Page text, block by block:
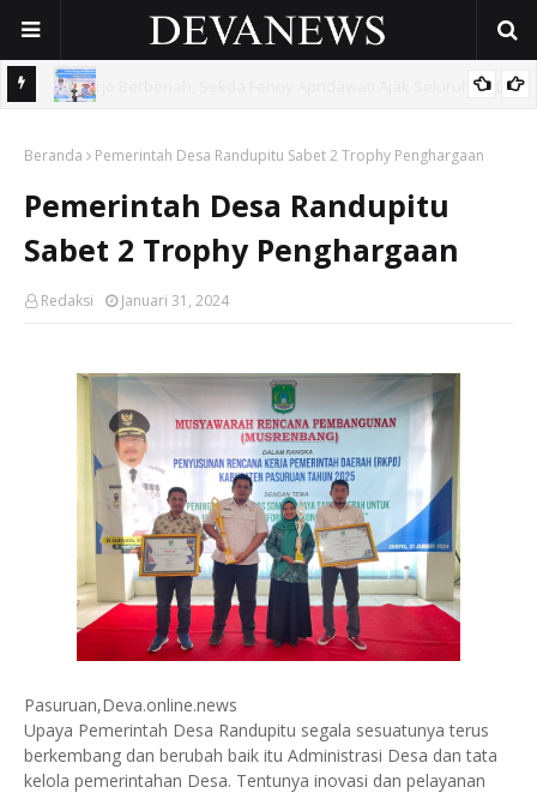
42.210 Pekerja Rentan Lewat BPJS Ketenagakerjaan
Beranda Pemerintah Desa Randupitu Sabet 2 Trophy Penghargaan
Pemerintah Desa Randupitu
Sabet 2 Trophy Penghargaan
Redaksi Januari 31, 2024
Pasuruan,Deva.online.news
Upaya Pemerintah Desa Randupitu segala sesuatunya terus
berkembang dan berubah baik itu Administrasi Desa dan tata
kelola pemerintahan Desa. Tentunya inovasi dan pelayanan